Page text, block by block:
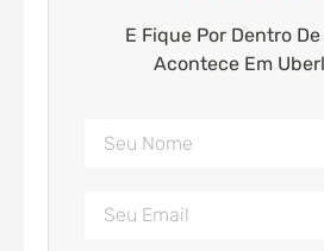
E Fique Por Dentro
Acontece Em